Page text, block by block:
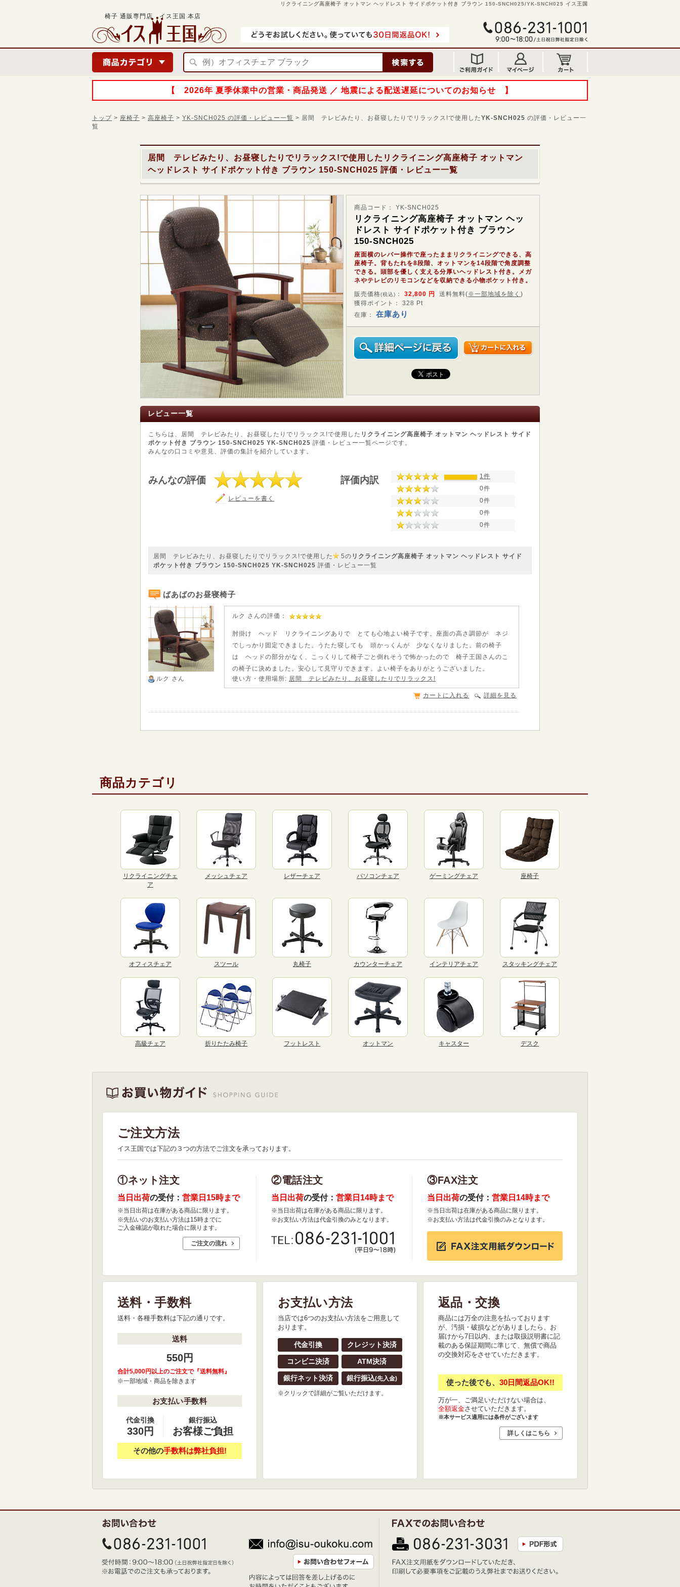
リクライニング高座椅子 オットマン ヘッドレスト サイドポケット付き ブラウン 150-SNCH025/YK-SNCH025 イス王国
椅子 通販専門店 イス王国 本店
【 2026年 夏季休業中の営業・商品発送 ／ 地震による配送遅延についてのお知らせ 】
トップ > 座椅子 > 高座椅子 > YK-SNCH025 の評価・レビュー一覧 > 居間 テレビみたり、お昼寝したりでリラックス!で使用したYK-SNCH025 の評価・レビュー一
覧
居間 テレビみたり、お昼寝したりでリラックス!で使用した リクライニング高座椅子 オットマン
ヘッドレスト サイドポケット付き ブラウン 150-SNCH025 評価・レビュー一覧
商品コード： YK-SNCH025
リクライニング高座椅子 オットマン ヘッ
ドレスト サイドポケット付き ブラウン
150-SNCH025
座面横のレバー操作で座ったままリクライニングできる、高
座椅子。背もたれを8段階、オットマンを14段階で角度調整
できる。頭部を優しく支える分厚いヘッドレスト付き。メガ
ネやテレビのリモコンなどを収納できる小物ポケット付き。
販売価格(税込) ： 32,800 円 送料無料(※一部地域を除く )
獲得ポイント： 328 Pt
在庫： 在庫あり
レビュー一覧
こちらは、居間 テレビみたり、お昼寝したりでリラックス!で使用した リクライニング高座椅子 オットマン ヘッドレスト サイド
ポケット付き ブラウン 150-SNCH025 YK-SNCH025 評価・レビュー一覧ページです。
みんなの口コミや意見、評価の集計を紹介しています。
みんなの評価
レビューを書く
評価内訳
1件
0件
0件
0件
0件
居間 テレビみたり、お昼寝したりでリラックス!で使用した 5の リクライニング高座椅子 オットマン ヘッドレスト サイド
ポケット付き ブラウン 150-SNCH025 YK-SNCH025 評価・レビュー一覧
ばあばのお昼寝椅子
ルク さん
ルク さんの評価：
肘掛け ヘッド リクライニングありで とても心地よい椅子です。座面の高さ調節が ネジ
でしっかり固定できました。うたた寝しても 頭かっくんが 少なくなりました。前の椅子
は ヘッドの部分がなく、こっくりして椅子ごと倒れそうで怖かったので 椅子王国さんのこ
の椅子に決めました。安心して見守りできます。よい椅子をありがとうございました。
使い方・使用場所: 居間 テレビみたり、お昼寝したりでリラックス!
詳細を見る
カートに入れる
商品カテゴリ
リクライニングチェ
ア
メッシュチェア レザーチェア パソコンチェア ゲーミングチェア 座椅子
オフィスチェア スツール 丸椅子 カウンターチェア インテリアチェア スタッキングチェア
高級チェア 折りたたみ椅子 フットレスト オットマン キャスター デスク
ご注文方法
イス王国では下記の３つの方法でご注文を承っております。
①ネット注文
当日出荷の受付： 営業日15時まで
※当日出荷は在庫がある商品に限ります。
※先払いのお支払い方法は15時までに
ご入金確認が取れた場合に限ります。
ご注文の流れ
②電話注文
当日出荷の受付： 営業日14時まで
※当日出荷は在庫がある商品に限ります。
※お支払い方法は代金引換のみとなります。
③FAX注文
当日出荷の受付： 営業日14時まで
※当日出荷は在庫がある商品に限ります。
※お支払い方法は代金引換のみとなります。
送料・手数料
送料・各種手数料は下記の通りです。
送料
550円
合計5,000円以上のご注文で『送料無料』
※一部地域・商品を除きます
お支払い手数料
代金引換
330円
銀行振込
お客様ご負担
その他の手数料は弊社負担!
お支払い方法
当店では6つのお支払い方法をご用意して
おります。
代金引換 クレジット決済
コンビニ決済 ATM決済
銀行ネット決済 銀行振込(先入金)
※クリックで詳細がご覧いただけます。
返品・交換
商品には万全の注意を払っております
が、汚損・破損などがありましたら、お
届けから7日以内、または取扱説明書に記
載のある保証期間に準じて、無償で商品
の交換対応をさせていただきます。
使った後でも、 30日間返品OK!!
万が一、ご満足いただけない場合は、
全額返金させていただきます。
※本サービス適用には条件がございます
詳しくはこちら